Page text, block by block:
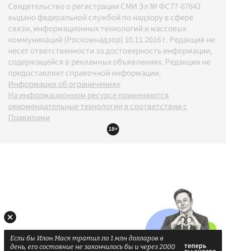
Свидетельство о регистрации СМИ Эл № ФС77-67642
выдано федеральной службой по надзору в сфере
связи, информационных технологий и массовых
коммуникаций (Роскомнадзор) 10.11.2016 г. Редакция не
несет ответственности за достоверность информации,
содержащейся в рекламных объявлениях. Редакция не
предоставляет справочной информации.
Информация об ограничениях
На информационном ресурсе применяются
рекомендательные технологии в соответствии с
Правилами
18+
Если бы Илон Маск тратил по 1 млн долларов в
день, его состояние не закончилось бы и через 2000